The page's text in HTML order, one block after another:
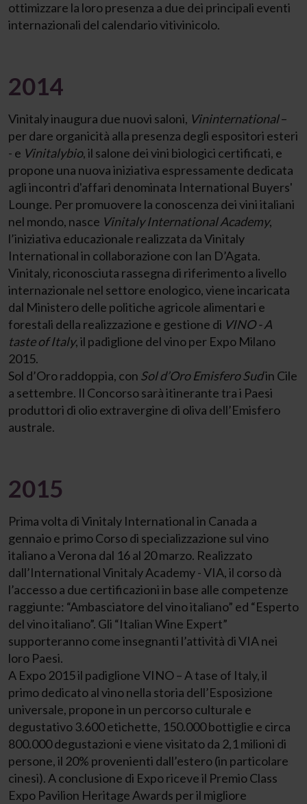
ottimizzare la loro presenza a due dei principali eventi
internazionali del calendario vitivinicolo.
2014
Vinitaly inaugura due nuovi saloni, Vininternational–
per dare organicità alla presenza degli espositori esteri
- e Vinitalybio, il salone dei vini biologici certificati, e
propone una nuova iniziativa espressamente dedicata
agli incontri d'affari denominata International Buyers'
Lounge. Per promuovere la conoscenza dei vini italiani
nel mondo, nasce Vinitaly International Academy,
l’iniziativa educazionale realizzata da Vinitaly
International in collaborazione con Ian D’Agata.
Vinitaly, riconosciuta rassegna di riferimento a livello
internazionale nel settore enologico, viene incaricata
dal Ministero delle politiche agricole alimentari e
forestali della realizzazione e gestione di VINO - A
taste of Italy, il padiglione del vino per Expo Milano
2015.
Sol d’Oro raddoppia, con Sol d’Oro Emisfero Sudin Cile
a settembre. Il Concorso sarà itinerante tra i Paesi
produttori di olio extravergine di oliva dell’Emisfero
australe.
2015
Prima volta di Vinitaly International in Canada a
gennaio e primo Corso di specializzazione sul vino
italiano a Verona dal 16 al 20 marzo. Realizzato
dall’International Vinitaly Academy - VIA, il corso dà
l’accesso a due certificazioni in base alle competenze
raggiunte: “Ambasciatore del vino italiano” ed “Esperto
del vino italiano”. Gli “Italian Wine Expert”
supporteranno come insegnanti l’attività di VIA nei
loro Paesi.
A Expo 2015 il padiglione VINO – A tase of Italy, il
primo dedicato al vino nella storia dell’Esposizione
universale, propone in un percorso culturale e
degustativo 3.600 etichette, 150.000 bottiglie e circa
800.000 degustazioni e viene visitato da 2,1 milioni di
persone, il 20% provenienti dall’estero (in particolare
cinesi). A conclusione di Expo riceve il Premio Class
Expo Pavilion Heritage Awards per il migliore